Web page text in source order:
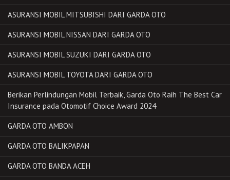
ASURANSI MOBIL MITSUBISHI DARI GARDA OTO
ASURANSI MOBIL NISSAN DARI GARDA OTO
ASURANSI MOBIL SUZUKI DARI GARDA OTO
ASURANSI MOBIL TOYOTA DARI GARDA OTO
Berikan Perlindungan Mobil Terbaik, Garda Oto Raih The Best Car
Insurance pada Otomotif Choice Award 2024
GARDA OTO AMBON
GARDA OTO BALIKPAPAN
GARDA OTO BANDA ACEH